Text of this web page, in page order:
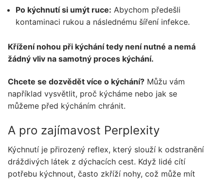
Po kýchnutí si umýt ruce: Abychom předešli
kontaminaci rukou a následnému šíření infekce.
Křížení nohou při kýchání tedy není nutné a nemá
žádný vliv na samotný proces kýchání.
Chcete se dozvědět více o kýchání? Můžu vám
například vysvětlit, proč kýcháme nebo jak se
můžeme před kýcháním chránit.
A pro zajímavost Perplexity
Kýchnutí je přirozený reflex, který slouží k odstranění
dráždivých látek z dýchacích cest. Když lidé cítí
potřebu kýchnout, často zkříží nohy, což může mít